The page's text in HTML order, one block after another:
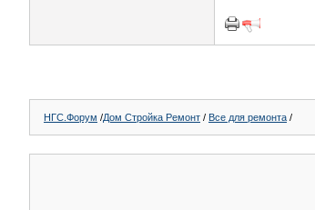
НГС.Форум /Дом Стройка Ремонт / Все для ремонта /